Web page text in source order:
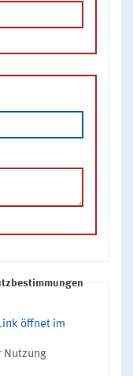
öffnet im
Nutzung